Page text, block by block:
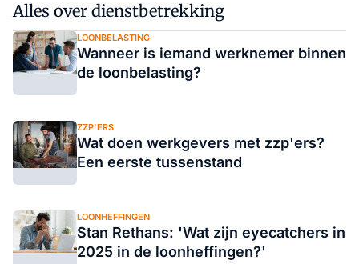
Alles over dienstbetrekking
LOONBELASTING
Wanneer is iemand werknemer binnen
de loonbelasting?
ZZP'ERS
Wat doen werkgevers met zzp'ers?
Een eerste tussenstand
LOONHEFFINGEN
Stan Rethans: 'Wat zijn eyecatchers in
2025 in de loonheffingen?'